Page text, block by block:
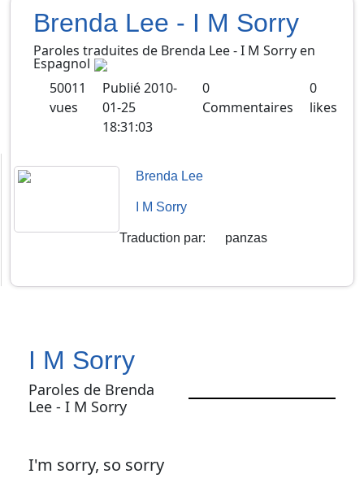
Brenda Lee - I M Sorry
Paroles traduites de Brenda Lee-I M Sorry en
Espagnol
50011
vues
Publié2010-
01-25
18:31:03
0
Commentaires
0
likes
Brenda Lee
I M Sorry
Traduction par: panzas
I M Sorry
Paroles de Brenda
Lee - I M Sorry
I'm sorry, so sorry